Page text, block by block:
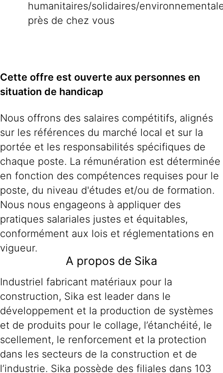
humanitaires/solidaires/
près de chez vous
Cette offre est ouverte aux personnes en
situation de handicap
Nous offrons des salaires compétitifs, alignés
sur les références du marché local et sur la
portée et les responsabilités spécifiques de
chaque poste. La rémunération est déterminée
en fonction des compétences requises pour le
poste, du niveau d'études et/ou de formation.
Nous nous engageons à appliquer des
pratiques salariales justes et équitables,
conformément aux lois et réglementations en
vigueur.
A propos de Sika
Industriel fabricant matériaux pour la
construction, Sika est leader dans le
développement et la production de systèmes
et de produits pour le collage, l’étanchéité, le
scellement, le renforcement et la protection
dans les secteurs de la construction et de
l’industrie. Sika possède des filiales dans 103